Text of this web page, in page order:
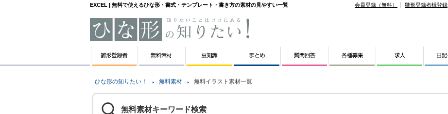
EXCEL | 無料で使えるひな形・書式・テンプレート・書き方の素材の見やすい一覧 会員登録（無料） 雛形登録者様登録
ひな形の知りたい！ 無料素材 無料イラスト素材一覧
無料素材キーワード検索